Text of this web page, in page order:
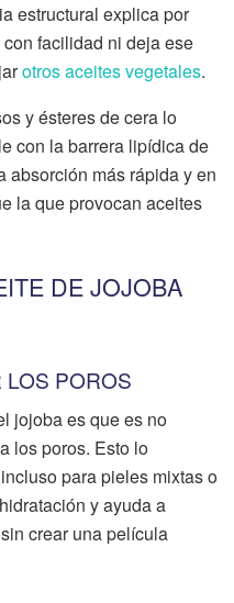
estructural explica por
facilidad ni deja ese
otros aceites vegetales.
y ésteres de cera lo
con la barrera lipídica de
absorción más rápida y en
la que provocan aceites
DE JOJOBA
LOS POROS
jojoba es que es no
los poros. Esto lo
para pieles mixtas o
y ayuda a
crear una película